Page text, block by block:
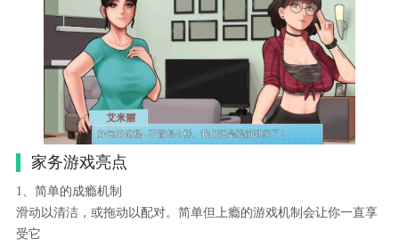
家务游戏亮点
1、简单的成瘾机制
滑动以清洁，或拖动以配对。简单但上瘾的游戏机制会让你一直享
受它